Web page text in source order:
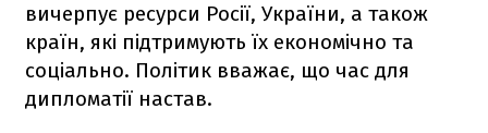
вичерпує ресурси Росії, України, а також
країн, які підтримують їх економічно та
соціально. Політик вважає, що час для
дипломатії настав.